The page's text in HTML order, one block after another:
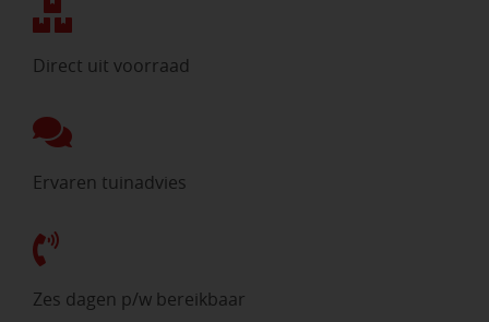
Direct uit voorraad
Ervaren tuinadvies
Zes dagen p/w bereikbaar